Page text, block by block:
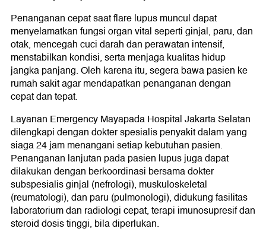
Penanganan cepat saat flare lupus muncul dapat
menyelamatkan fungsi organ vital seperti ginjal, paru, dan
otak, mencegah cuci darah dan perawatan intensif,
menstabilkan kondisi, serta menjaga kualitas hidup
jangka panjang. Oleh karena itu, segera bawa pasien ke
rumah sakit agar mendapatkan penanganan dengan
cepat dan tepat.
Layanan Emergency Mayapada Hospital Jakarta Selatan
dilengkapi dengan dokter spesialis penyakit dalam yang
siaga 24 jam menangani setiap kebutuhan pasien.
Penanganan lanjutan pada pasien lupus juga dapat
dilakukan dengan berkoordinasi bersama dokter
subspesialis ginjal (nefrologi), muskuloskeletal
(reumatologi), dan paru (pulmonologi), didukung fasilitas
laboratorium dan radiologi cepat, terapi imunosupresif dan
steroid dosis tinggi, bila diperlukan.